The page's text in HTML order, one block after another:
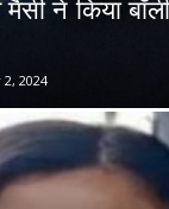
मैसी ने किया
2024